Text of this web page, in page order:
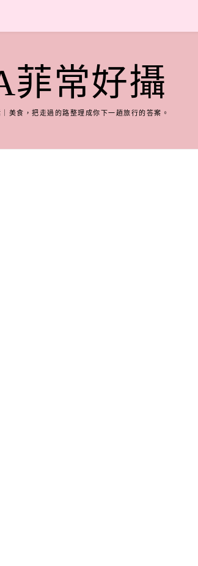
菲常好攝
美食，把走過的路整理成你下一趟旅行的答案。